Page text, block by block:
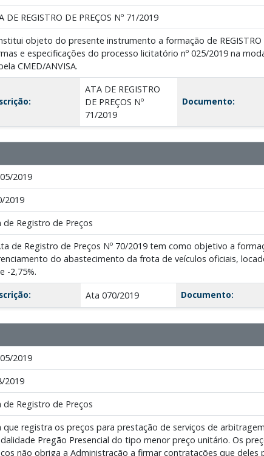
DE REGISTRO DE PREÇOS Nº 71/2019
objeto do presente instrumento a formação de REGISTRO
e especificações do processo licitatório nº 025/2019 na
CMED/ANVISA.
ATA DE REGISTRO
DE PREÇOS Nº
71/2019
Documento:
2019
2019
de Registro de Preços
de Registro de Preços Nº 70/2019 tem como objetivo a
do abastecimento da frota de veículos oficiais,
-2,75%.
Ata 070/2019 Documento:
2019
2019
de Registro de Preços
que registra os preços para prestação de serviços de
Pregão Presencial do tipo menor preço unitário. Os
não obriga a Administração a firmar contratações que